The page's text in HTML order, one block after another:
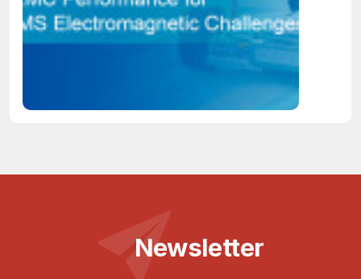
Newsletter